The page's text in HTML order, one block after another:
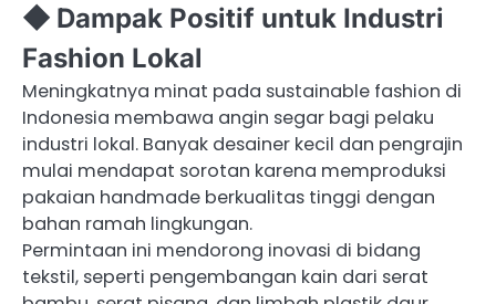
◆ Dampak Positif untuk Industri
Fashion Lokal
Meningkatnya minat pada sustainable fashion di
Indonesia membawa angin segar bagi pelaku
industri lokal. Banyak desainer kecil dan pengrajin
mulai mendapat sorotan karena memproduksi
pakaian handmade berkualitas tinggi dengan
bahan ramah lingkungan.
Permintaan ini mendorong inovasi di bidang
tekstil, seperti pengembangan kain dari serat